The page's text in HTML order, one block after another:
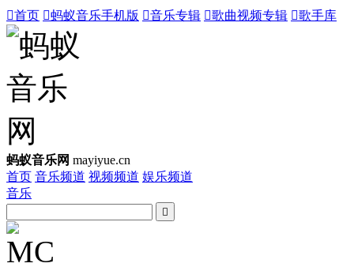
首页 蚂蚁音乐手机版 音乐专辑 歌曲视频专辑 歌手库
蚂蚁音乐网 mayiyue.cn
首页 音乐频道 视频频道 娱乐频道
音乐
